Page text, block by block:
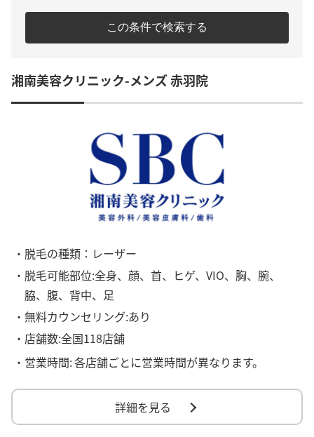
この条件で検索する
湘南美容クリニック-メンズ 赤羽院
・脱毛の種類：レーザー
・脱毛可能部位:全身、顔、首、ヒゲ、VIO、胸、腕、
脇、腹、背中、足
・無料カウンセリング:あり
・店舗数:全国118店舗
・営業時間:各店舗ごとに営業時間が異なります。
詳細を見る